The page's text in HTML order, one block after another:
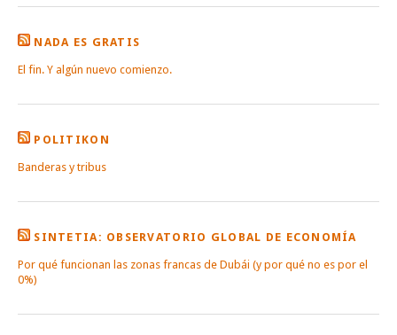
NADA ES GRATIS
El fin. Y algún nuevo comienzo.
POLITIKON
Banderas y tribus
SINTETIA: OBSERVATORIO GLOBAL DE ECONOMÍA
Por qué funcionan las zonas francas de Dubái (y por qué no es por el
0%)